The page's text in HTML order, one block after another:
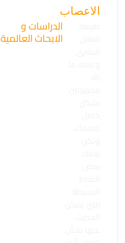
الاعصاب
الدراسات و
الابحاث العالمية